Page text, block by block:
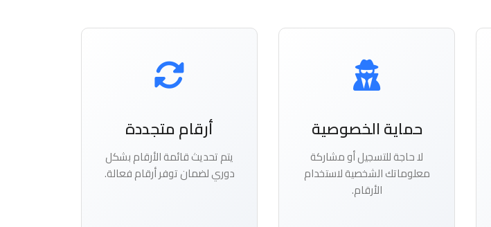
حماية الخصوصية
لا حاجة للتسجيل أو مشاركة
معلوماتك الشخصية لاستخدام
الأرقام.
أرقام متجددة
يتم تحديث قائمة الأرقام بشكل
دوري لضمان توفر أرقام فعالة.